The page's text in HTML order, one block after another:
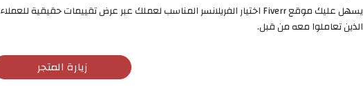
يسهل عليك موقع Fiverr اختيار الفريلانسر المناسب لعملك عبر عرض تقييمات حقيقية للعملاء
الذين تعاملوا معه من قبل.
زيارة المتجر